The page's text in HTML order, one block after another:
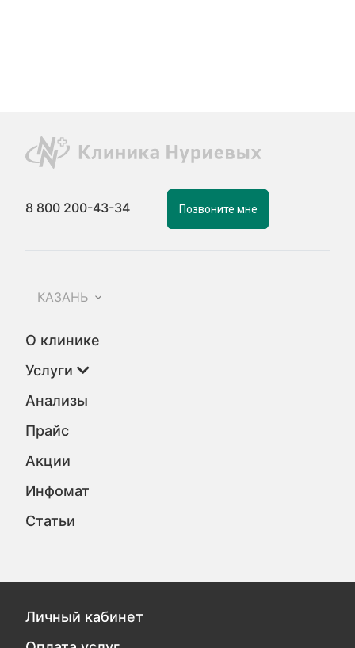
8 800 200-43-34 Позвоните мне
КАЗАНЬ
О клинике
Услуги
Анализы
Прайс
Акции
Инфомат
Статьи
Личный кабинет